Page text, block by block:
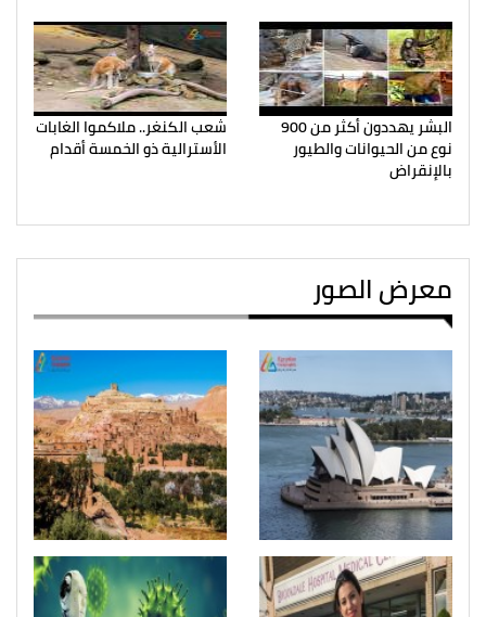
البشر يهددون أكثر من 900
نوع من الحيوانات والطيور
بالإنقراض
شعب الكنغر.. ملاكموا الغابات
الأسترالية ذو الخمسة أقدام
معرض الصور